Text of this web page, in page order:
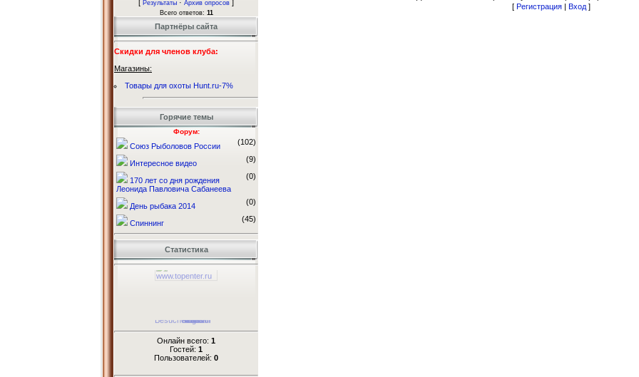
[ Результаты · Архив опросов ]
Всего ответов: 11
Партнёры сайта
Скидки для членов клуба:
Магазины:
Товары для охоты Hunt.ru-7%
Горячие темы
Форум:
Союз Рыболовов России (102)
Интересное видео (9)
170 лет со дня рождения
Леонида Павловича Сабанеева
(0)
День рыбака 2014 (0)
Спиннинг (45)
Статистика
Онлайн всего: 1
Гостей: 1
Пользователей: 0
[ Регистрация | Вход ]